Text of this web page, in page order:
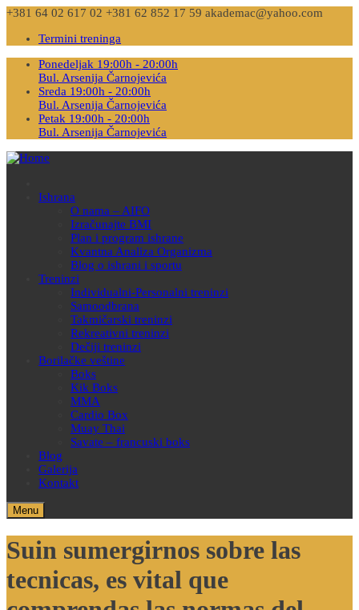
+381 64 02 617 02 +381 62 852 17 59 akademac@yahoo.com
Termini treninga
Ponedeljak 19:00h - 20:00h
Bul. Arsenija Čarnojevića
Sreda 19:00h - 20:00h
Bul. Arsenija Čarnojevića
Petak 19:00h - 20:00h
Bul. Arsenija Čarnojevića
Ishrana
O nama – AIFO
Izračunajte BMI
Plan i program ishrane
Kvantna Analiza Organizma
Blog o ishrani i sportu
Treninzi
Individualni-Personalni treninzi
Samoodbrana
Takmičarski treninzi
Rekreativni treninzi
Dečiji treninzi
Borilačke veštine
Boks
Kik Boks
MMA
Cardio Box
Muay Thai
Savate – francuski boks
Blog
Galerija
Kontakt
Menu
Suin sumergirnos sobre las
tecnicas, es vital que